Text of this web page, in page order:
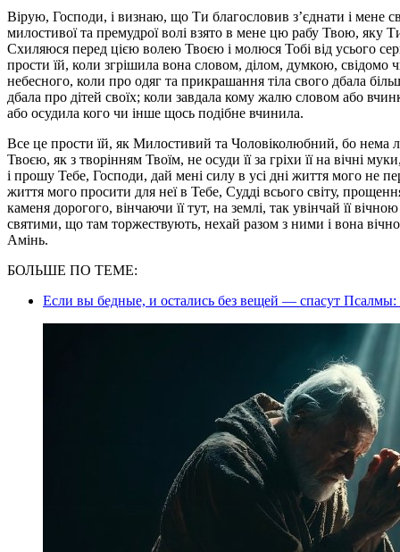
Вірую, Господи, і визнаю, що Ти благословив з’єднати і мене
милостивої та премудрої волі взято в мене цю рабу Твою,
Схиляюся перед цією волею Твоєю і молюся Тобі від усього
прости їй, коли згрішила вона словом, ділом, думкою, свідомо
небесного, коли про одяг та прикрашання тіла свого дбала
дбала про дітей своїх; коли завдала кому жалю словом або
або осудила кого чи інше щось подібне вчинила.
Все це прости їй, як Милостивий та Чоловіколюбний, бо нема
Твоєю, як з творінням Твоїм, не осуди її за гріхи її на вічні
і прошу Тебе, Господи, дай мені силу в усі дні життя мого не
життя мого просити для неї в Тебе, Судді всього світу,
каменя дорогого, вінчаючи її тут, на землі, так увінчай її
святими, що там торжествують, нехай разом з ними і вона
Амінь.
БОЛЬШЕ ПО ТЕМЕ:
Если вы бедные, и остались без вещей — спасут Псалмы: